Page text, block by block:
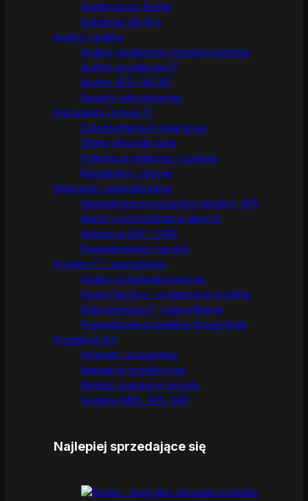
Społeczność Rostar
Szkolenia dla firm
Audyty i analizy
Analizy wydajności i bezpieczeństwa
Audyty projektowe IT
Audyty SEO i WCAG
Raporty wdrożeniowe
Dokumenty i prawo IT
Dokumentacja przetargowa
Oferty informatyczne
Polityka prywatności i cookies
Regulaminy i umowy
Integracje i automatyzacje
Automatyzacja procesów (spidery, API)
Import i synchronizacja danych
Integracje ERP / CRM
Powiadomienia i raporty
Projekty IT i zarządzanie
Analizy przedwdrożeniowe
Azure DevOps – organizacja projektu
Dokumentacja IT i specyfikacje
Prowadzenie projektów Scrum/Agile
Produkcja 4.0
Infomaty i urządzenia
Integracje produkcyjne
Montaż i instalacja sprzętu
Systemy MES, APS, ERP
Najlepiej sprzedające się